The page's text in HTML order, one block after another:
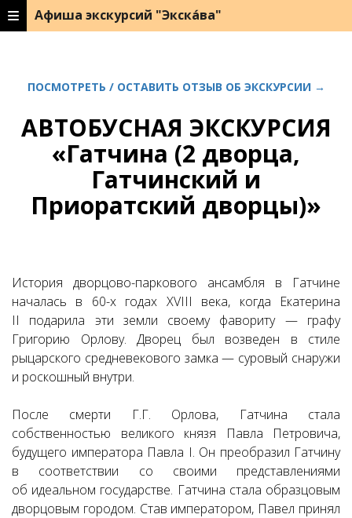
Афиша экскурсий "Экска́ва"
ПОСМОТРЕТЬ / ОСТАВИТЬ ОТЗЫВ ОБ ЭКСКУРСИИ →
АВТОБУСНАЯ ЭКСКУРСИЯ
«Гатчина (2 дворца,
Гатчинский и
Приоратский дворцы)»
История дворцово-паркового ансамбля в Гатчине
началась в 60-х годах XVIII века, когда Екатерина
II подарила эти земли своему фавориту — графу
Григорию Орлову. Дворец был возведен в стиле
рыцарского средневекового замка — суровый снаружи
и роскошный внутри.
После смерти Г.Г. Орлова, Гатчина стала
собственностью великого князя Павла Петровича,
будущего императора Павла I. Он преобразил Гатчину
в соответствии со своими представлениями
об идеальном государстве. Гатчина стала образцовым
дворцовым городом. Став императором, Павел принял